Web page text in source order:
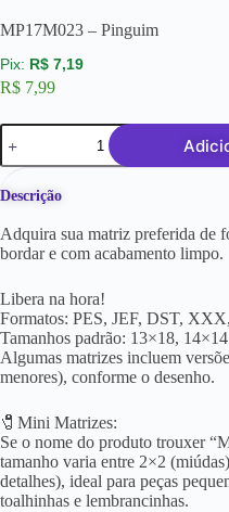
MP17M023 – Pinguim
R$ 7,19
R$ 7,99
Descrição
Adquira sua matriz preferida de
bordar e com acabamento limpo.
Libera na hora!
Formatos: PES, JEF, DST,
Tamanhos padrão: 13×18,
Algumas matrizes incluem
menores), conforme o desenho.
🧷Mini Matrizes:
Se o nome do produto trouxer
tamanho varia entre 2×2
detalhes), ideal para peças
toalhinhas e lembrancinhas.